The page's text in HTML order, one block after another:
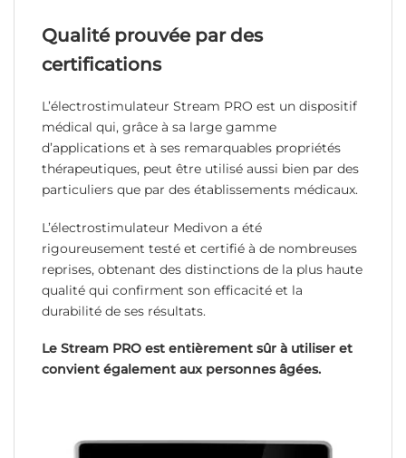
Qualité prouvée par des
certifications
L’électrostimulateur Stream PRO est un dispositif
médical qui, grâce à sa large gamme
d’applications et à ses remarquables propriétés
thérapeutiques, peut être utilisé aussi bien par des
particuliers que par des établissements médicaux.
L’électrostimulateur Medivon a été
rigoureusement testé et certifié à de nombreuses
reprises, obtenant des distinctions de la plus haute
qualité qui confirment son efficacité et la
durabilité de ses résultats.
Le Stream PRO est entièrement sûr à utiliser et
convient également aux personnes âgées.